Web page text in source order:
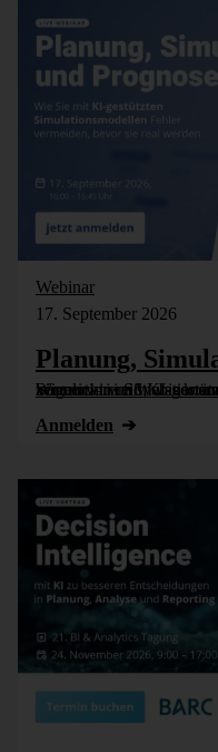
Webinar
17. September 2026
Planung,
Wer nicht weiß, was kommt, muss es vorher durchspielen können – in Simulationsmodellen. Wie das funktioniert, zeigen wir im Webinar am 17. September:
Anmelden